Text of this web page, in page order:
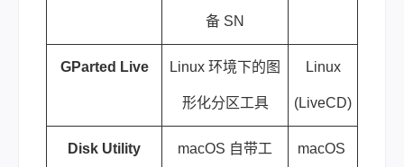
备 SN
GParted Live Linux 环境下的图
形化分区工具
Linux
(LiveCD)
Disk Utility macOS 自带工 macOS